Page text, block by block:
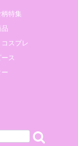
特集
スプレ
ス